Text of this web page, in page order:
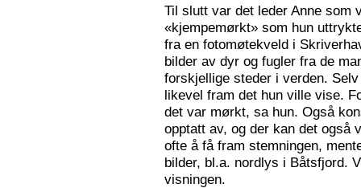
Til slutt var det leder Anne som
«kjempemørkt» som hun
fra en fotomøtekveld i
bilder av dyr og fugler fra de
forskjellige steder i verden.
likevel fram det hun ville vise.
det var mørkt, sa hun. Også
opptatt av, og der kan det
ofte å få fram stemningen,
bilder, bl.a. nordlys i Båtsfjord.
visningen.